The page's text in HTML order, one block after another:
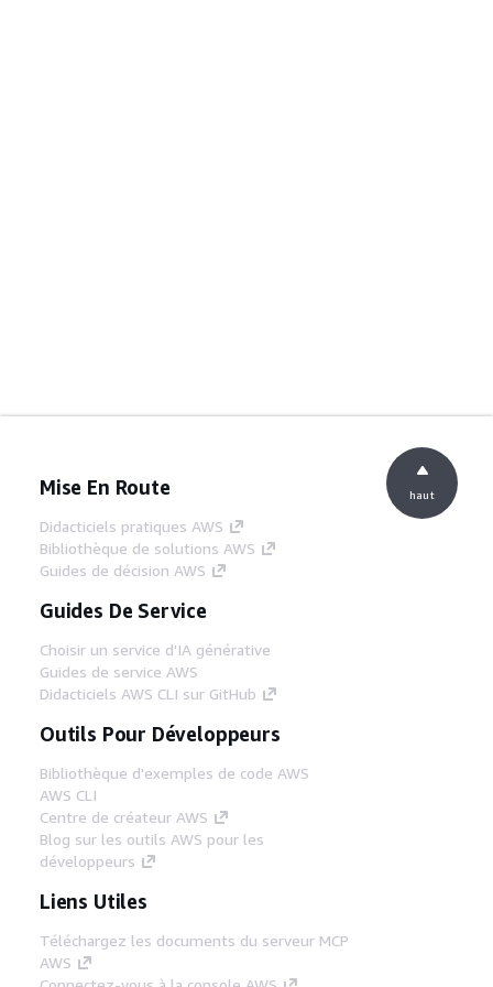
Mise En Route
Didacticiels pratiques AWS
Bibliothèque de solutions AWS
Guides de décision AWS
Guides De Service
Choisir un service d'IA générative
Guides de service AWS
Didacticiels AWS CLI sur GitHub
Outils Pour Développeurs
Bibliothèque d'exemples de code AWS
AWS CLI
Centre de créateur AWS
Blog sur les outils AWS pour les
développeurs
Liens Utiles
Téléchargez les documents du serveur MCP
AWS
haut